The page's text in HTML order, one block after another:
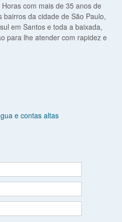
com mais de 35 anos de
da cidade de São Paulo,
em Santos e toda a baixada,
para lhe atender com rapidez e
e contas altas